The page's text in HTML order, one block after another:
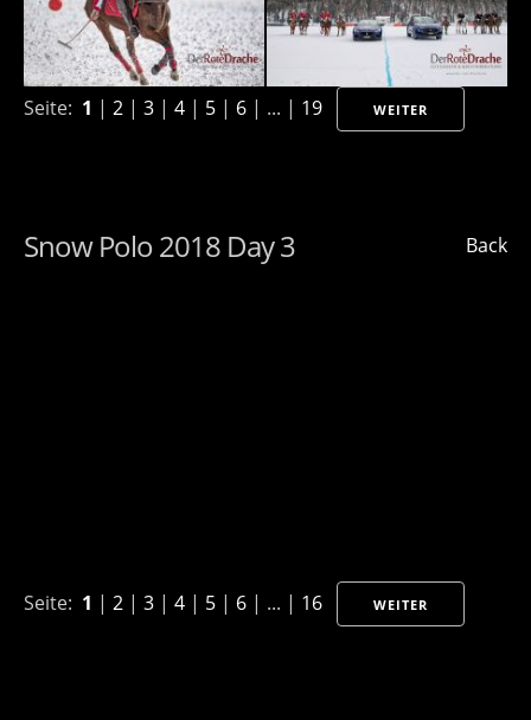
Seite: 1 | 2 | 3 | 4 | 5 | 6 | ... | 19 WEITER
Back
Snow Polo 2018 Day 3
Seite: 1 | 2 | 3 | 4 | 5 | 6 | ... | 16 WEITER